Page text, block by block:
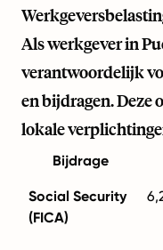
Als werkgever in
verantwoordelijk
en bijdragen. Deze
lokale
Bijdrage
Social Security
(FICA)